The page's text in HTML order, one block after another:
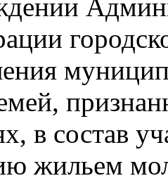
в состав
жильем